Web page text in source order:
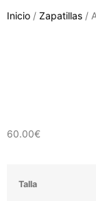
Inicio / Zapatillas /
60.00€
Talla